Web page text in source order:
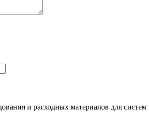
и расходных материалов для